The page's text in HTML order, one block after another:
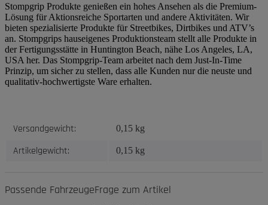
Stompgrip Produkte genießen ein hohes Ansehen als die Premium-
Lösung für Aktionsreiche Sportarten und andere Aktivitäten. Wir
bieten spezialisierte Produkte für Streetbikes, Dirtbikes und ATV’s
an. Stompgrips hauseigenes Produktionsteam stellt alle Produkte in
der Fertigungsstätte in Huntington Beach, nähe Los Angeles, LA,
USA her. Das Stompgrip-Team arbeitet nach dem Just-In-Time
Prinzip, um sicher zu stellen, dass alle Kunden nur die neuste und
qualitativ-hochwertigste Ware erhalten.
Produkteigenschaft
Wert
Versandgewicht: 0,15 kg
Artikelgewicht: 0,15 kg
Passende FahrzeugeFrage zum Artikel